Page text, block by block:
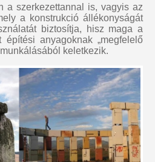
a szerkezettannal is, vagyis az
a konstrukció állékonyságát
biztosítja, hisz maga a
építési anyagoknak „megfelelő
keletkezik.